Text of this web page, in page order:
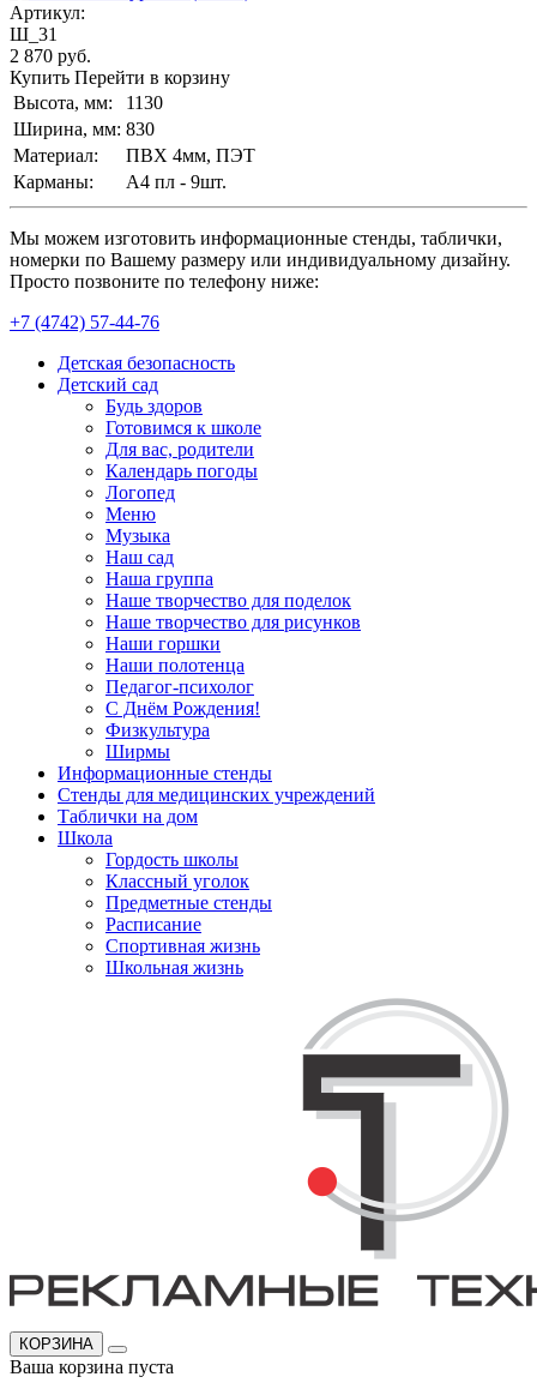
Артикул:
Ш_31
2 870 руб.
Купить Перейти в корзину
Высота, мм:
1130
Ширина, мм: 830
Материал:
ПВХ 4мм, ПЭТ
Карманы:
А4 пл - 9шт.
Мы можем изготовить информационные стенды, таблички,
номерки по Вашему размеру или индивидуальному дизайну.
Просто позвоните по телефону ниже:
+7 (4742) 57-44-76
Детская безопасность
Детский сад
Будь здоров
Готовимся к школе
Для вас, родители
Календарь погоды
Логопед
Меню
Музыка
Наш сад
Наша группа
Наше творчество для поделок
Наше творчество для рисунков
Наши горшки
Наши полотенца
Педагог-психолог
С Днём Рождения!
Физкультура
Ширмы
Информационные стенды
Стенды для медицинских учреждений
Таблички на дом
Школа
Гордость школы
Классный уголок
Предметные стенды
Расписание
Спортивная жизнь
Школьная жизнь
КОРЗИНА
Ваша корзина пуста